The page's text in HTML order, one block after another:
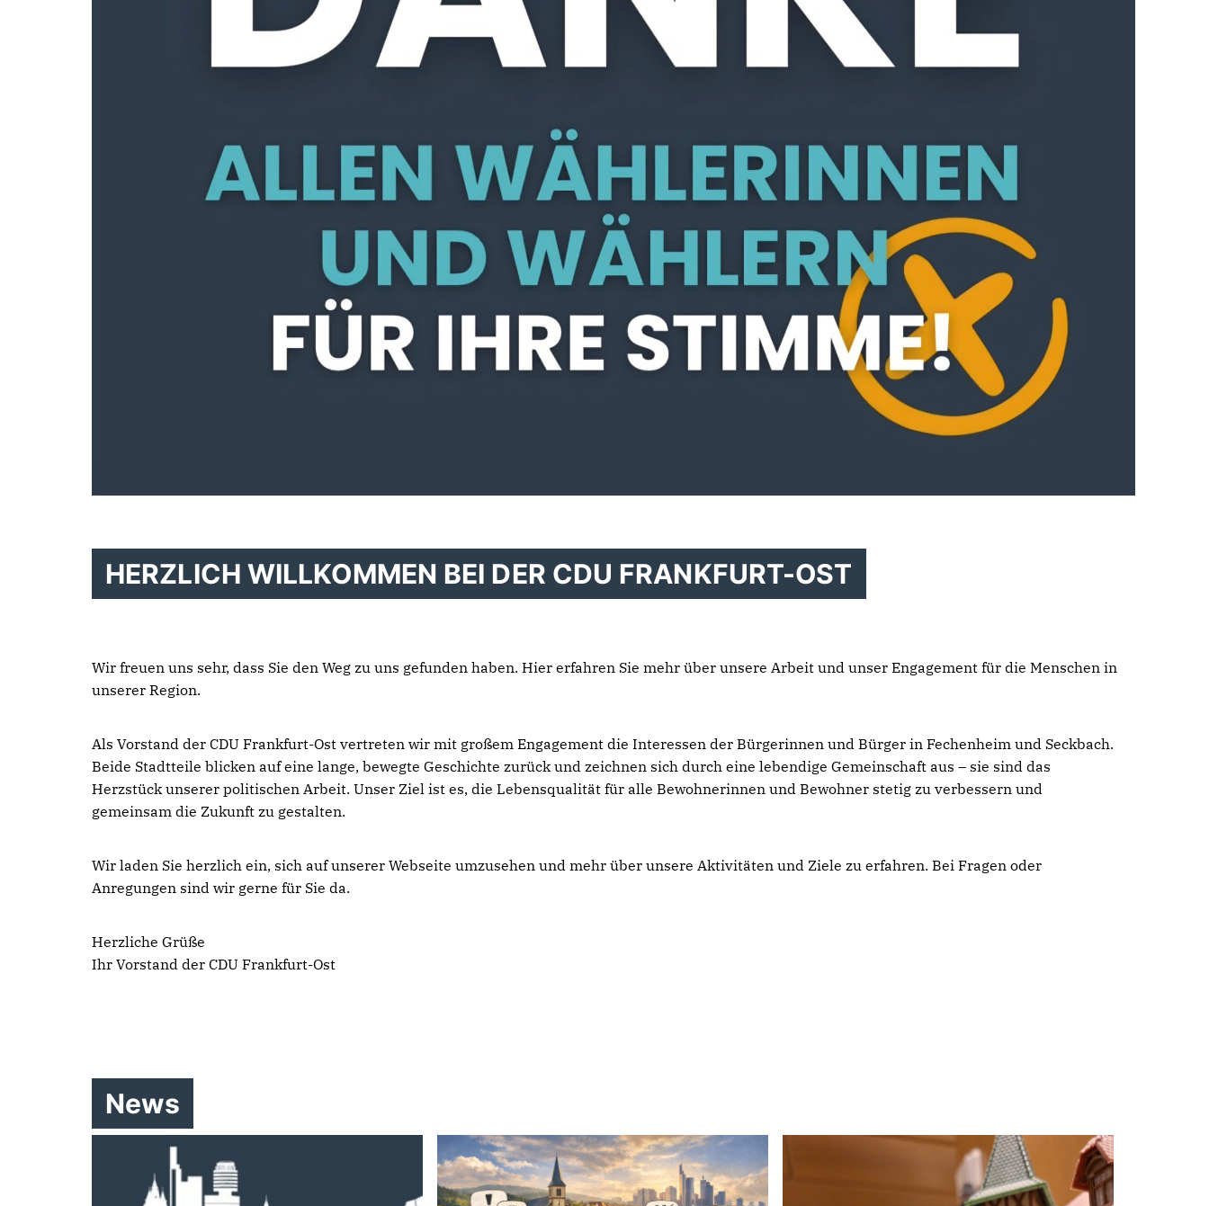
HERZLICH WILLKOMMEN BEI DER CDU FRANKFURT-OST
Wir freuen uns sehr, dass Sie den Weg zu uns gefunden haben. Hier erfahren Sie mehr über unsere Arbeit und unser Engagement für die Menschen in
unserer Region.
Als Vorstand der CDU Frankfurt-Ost vertreten wir mit großem Engagement die Interessen der Bürgerinnen und Bürger in Fechenheim und Seckbach.
Beide Stadtteile blicken auf eine lange, bewegte Geschichte zurück und zeichnen sich durch eine lebendige Gemeinschaft aus – sie sind das
Herzstück unserer politischen Arbeit. Unser Ziel ist es, die Lebensqualität für alle Bewohnerinnen und Bewohner stetig zu verbessern und
gemeinsam die Zukunft zu gestalten.
Wir laden Sie herzlich ein, sich auf unserer Webseite umzusehen und mehr über unsere Aktivitäten und Ziele zu erfahren. Bei Fragen oder
Anregungen sind wir gerne für Sie da.
Herzliche Grüße
Ihr Vorstand der CDU Frankfurt-Ost
News